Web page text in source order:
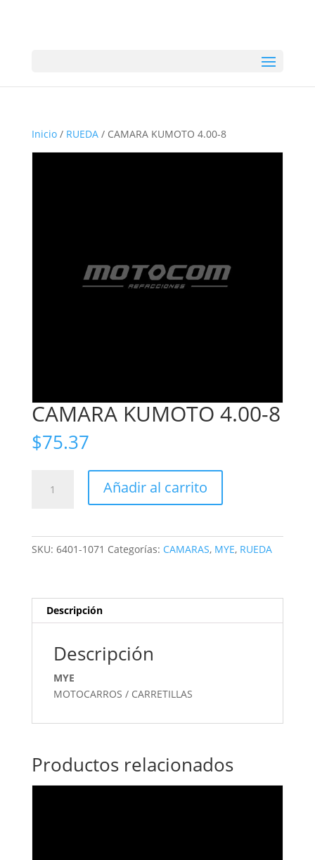
Inicio/ RUEDA/ CAMARA KUMOTO 4.00-8
CAMARA KUMOTO 4.00-8
$75.37
KUMOTO
Añadir al carrito
SKU: 6401-1071 Categorías: CAMARAS, MYE, RUEDA
Descripción
Descripción
MYE
MOTOCARROS / CARRETILLAS
Productos relacionados